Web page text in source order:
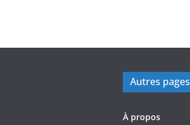
Autres pages
À propos